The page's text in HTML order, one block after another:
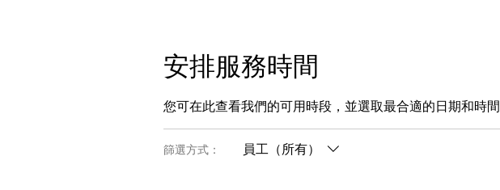
安排服務時間
您可在此查看我們的可用時段，並選取最合適的日期和時間
篩選方式： 員工（所有）